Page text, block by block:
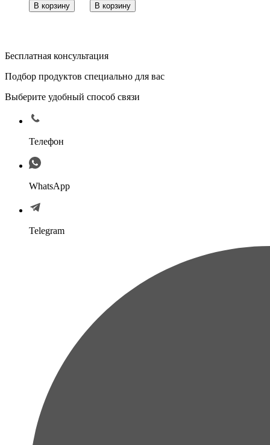
Бесплатная консультация
Подбор продуктов специально для вас
Выберите удобный способ связи
Телефон
WhatsApp
Telegram